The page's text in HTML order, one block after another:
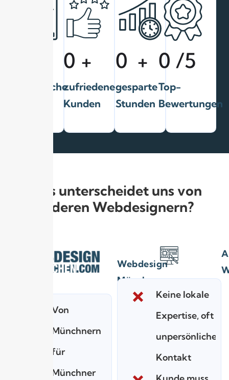
erfolgreiche
0 +
zufriedene
Kunden
0 +
gesparte
Stunden
0 /5
Top-
Bewertungen
Was unterscheidet uns von
anderen Webdesignern?
Webdesign
München
Von
Münchnern
für
Münchner
Keine lokale
Expertise, oft
unpersönlicher
Kontakt